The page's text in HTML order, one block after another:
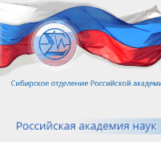
Перейти
к
основному
содержанию